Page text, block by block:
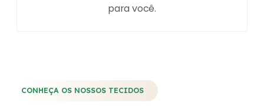
para você.
CONHEÇA OS NOSSOS TECIDOS